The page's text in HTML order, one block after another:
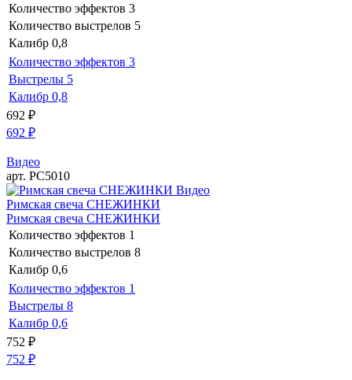
Количество эффектов 3
Количество выстрелов 5
Калибр 0,8
Количество эффектов 3
Выстрелы 5
Калибр 0,8
692 ₽
692 ₽
Видео
арт. РС5010
Видео
Римская свеча СНЕЖИНКИ
Римская свеча СНЕЖИНКИ
Количество эффектов 1
Количество выстрелов 8
Калибр 0,6
Количество эффектов 1
Выстрелы 8
Калибр 0,6
752 ₽
752 ₽